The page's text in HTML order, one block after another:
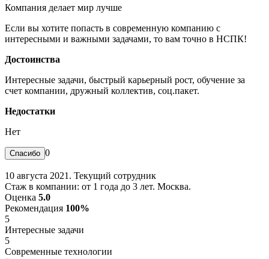
Компания делает мир лучше
Если вы хотите попасть в современную компанию с
интересными и важными задачами, то вам точно в НСПК!
Достоинства
Интересные задачи, быстрый карьерный рост, обучение за
счет компании, дружный коллектив, соц.пакет.
Недостатки
Нет
0
10 августа 2021. Текущий сотрудник
Стаж в компании: от 1 года до 3 лет. Москва.
Оценка 5.0
Рекомендация 100%
5
Интересные задачи
5
Современные технологии